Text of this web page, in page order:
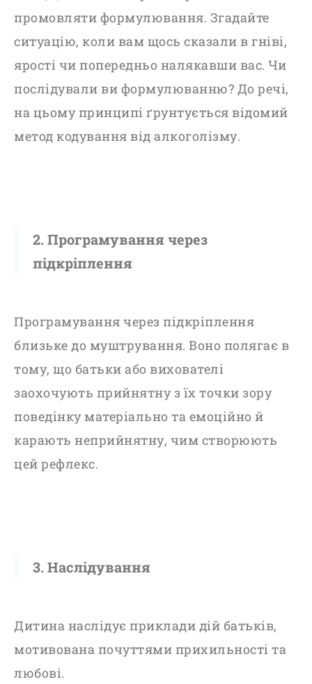
промовляти формулювання. Згадайте
ситуацію, коли вам щось сказали в гніві,
ярості чи попередньо налякавши вас. Чи
послідували ви формулюванню? До речі,
на цьому принципі ґрунтується відомий
метод кодування від алкоголізму.
2. Програмування через
підкріплення
Програмування через підкріплення
близьке до муштрування. Воно полягає в
тому, що батьки або вихователі
заохочують прийнятну з їх точки зору
поведінку матеріально та емоційно й
карають неприйнятну, чим створюють
цей рефлекс.
3. Наслідування
Дитина наслідує приклади дій батьків,
мотивована почуттями прихильності та
любові.